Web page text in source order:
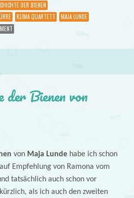
DER BIENEN
KLIMA QUARTETT
MAJA LUNDE
der Bienen von
von Maja Lundehabe ich schon
Empfehlung von Ramona vom
tatsächlich auch schon vor
als ich auch den zweiten